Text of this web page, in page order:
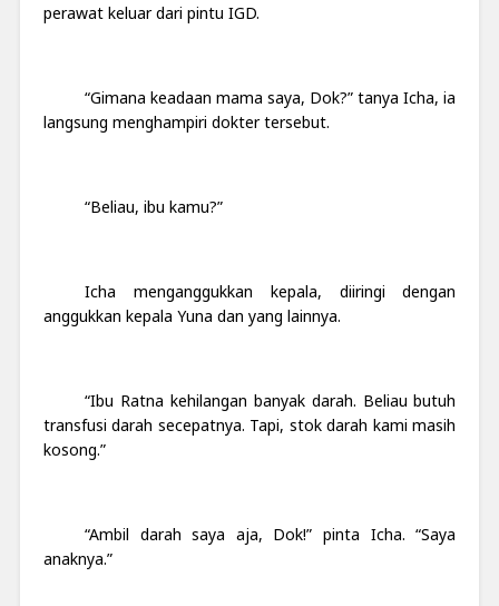
perawat keluar dari pintu IGD.
“Gimana keadaan mama saya, Dok?” tanya Icha, ia
langsung menghampiri dokter tersebut.
“Beliau, ibu kamu?”
Icha menganggukkan kepala, diiringi dengan
anggukkan kepala Yuna dan yang lainnya.
“Ibu Ratna kehilangan banyak darah. Beliau butuh
transfusi darah secepatnya. Tapi, stok darah kami masih
kosong.”
“Ambil darah saya aja, Dok!” pinta Icha. “Saya
anaknya.”